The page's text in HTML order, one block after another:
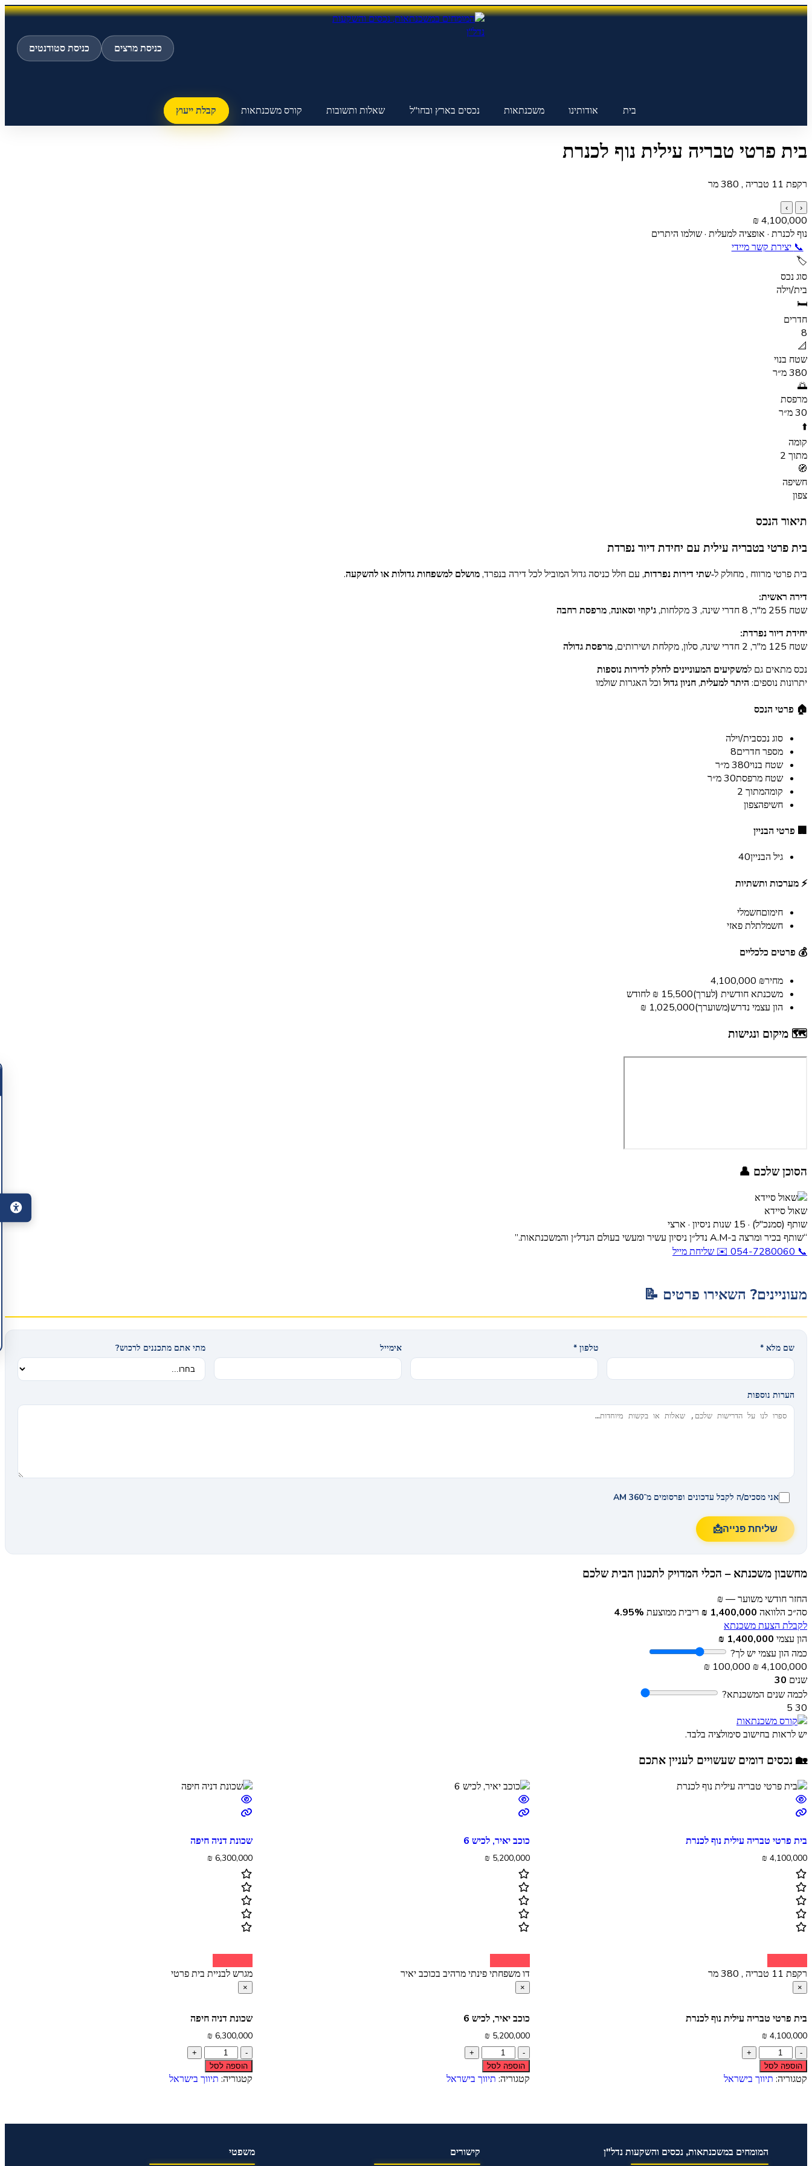
כניסת מרצים כניסת סטודנטים
בית אודותינו משכנתאות נכסים בארץ ובחו"ל שאלות ותשובות קורס משכנתאות קבלת ייעוץ
במשכנתאות,
והשקעות
כניסה
כניסת סטודנטים
ניווט
אודותינו
משכנתאות
בארץ
ובחו"ל
שאלות
קורס
ייעוץ
בית פרטי טבריה עילית נוף לכנרת
רקפת 11 טבריה , 380 מר
‹
›
4,100,000 ₪
נוף לכנרת · אופציה למעלית · שולמו היתרים
📞 יצירת קשר מיידי
🏷️
סוג נכס
בית/וילה
🛏️
חדרים
8
📐
שטח בנוי
380 מ״ר
🌅
מרפסת
30 מ״ר
⬆️
קומה
מתוך 2
🧭
חשיפה
צפון
תיאור הנכס
בית פרטי בטבריה עילית עם יחידת דיור נפרדת
בית פרטי מרווח , מחולק ל‑שתי דירות נפרדות, עם חלל כניסה גדול המוביל לכל דירה בנפרד,מושלם למשפחות גדולות או להשקעה.
דירה ראשית:
שטח 255 מ"ר, 8 חדרי שינה, 3 מקלחות,
ג'קוזי וסאונה,מרפסת רחבה
יחידת דיור נפרדת:
שטח 125 מ"ר, 2 חדרי שינה, סלון, מקלחת ושירותים,
מרפסת גדולה
נכס מתאים גם למשקיעים המעוניינים לחלק לדירות נוספות
יתרונות נוספים: היתר למעלית,חניון גדול וכל האגרות שולמו
🏠 פרטי הנכס
סוג נכסבית/וילה
מספר חדרים8
שטח בנוי380 מ״ר
שטח מרפסת30 מ״ר
קומהמתוך 2
חשיפהצפון
🏢 פרטי הבניין
גיל הבניין40
⚡ מערכות ותשתיות
חימוםחשמלי
חשמלתלת פאזי
💰 פרטים כלכליים
מחיר₪ 4,100,000
משכנתא חודשית (לערך)15,500 ₪ לחודש
הון עצמי נדרש(משוערך)1,025,000 ₪
🗺️ מיקום ונגישות
הסוכן שלכם 👤
שאול סיידא
שותף (סמנכ"ל) · 15 שנות ניסיון · ארצי
“שותף בכיר ומרצה ב-A.M נדל״ן ניסיון עשיר ומעשי בעולם הנדל״ן והמשכנתאות.”
📞
✉️ שליחת מייל
מעוניינים? השאירו פרטים 📝
שם מלא * טלפון * אימייל מתי אתם מתכננים לרכוש?
הערות נוספות
אני מסכים/ה לקבל עדכונים ופרסומים מ־AM 360
שליחת פנייה📩
מחשבון משכנתא – הכלי המדויק לתכנון הבית שלכם
החזר חודשי משוער— ₪
סה״כ הלוואה 1,400,000 ₪ ריבית ממוצעת 4.95%
לקבלת הצעת משכנתא
הון עצמי 1,400,000 ₪
כמה הון עצמי יש לך?
4,100,000 ₪
100,000 ₪
שנים 30
לכמה שנים המשכנתא?
30
5
יש לראות בחישוב סימולציה בלבד.‏
🏡 נכסים דומים שעשויים לעניין אתכם
בית פרטי טבריה עילית נוף לכנרת
₪ 4,100,000
רקפת 11 טבריה , 380 מר
×
בית פרטי טבריה עילית נוף לכנרת
₪ 4,100,000
הוספה לסל
קטגוריה: תיווך בישראל
כוכב יאיר, לכיש 6
₪ 5,200,000
דו משפחתי פינתי מרהיב בכוכב יאיר
×
כוכב יאיר, לכיש 6
₪ 5,200,000
הוספה לסל
קטגוריה: תיווך בישראל
שכונת דניה חיפה
₪ 6,300,000
מגרש לבניית בית פרטי
×
שכונת דניה חיפה
₪ 6,300,000
הוספה לסל
קטגוריה: תיווך בישראל
המומחים במשכנתאות, נכסים והשקעות נדל"ן קישורים משפטי